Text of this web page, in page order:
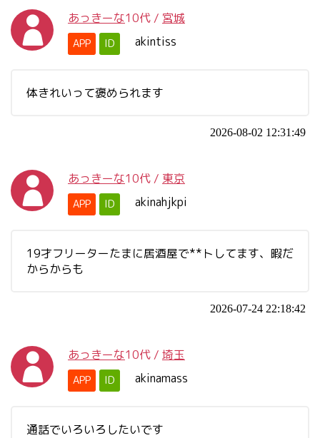
あっきーな10代 / 宮城
APP ID akintiss
体きれいって褒められます
2026-08-02 12:31:49
あっきーな10代 / 東京
APP ID akinahjkpi
19才フリーターたまに居酒屋で**トしてます、暇だ
からからも
2026-07-24 22:18:42
あっきーな10代 / 埼玉
APP ID akinamass
通話でいろいろしたいです